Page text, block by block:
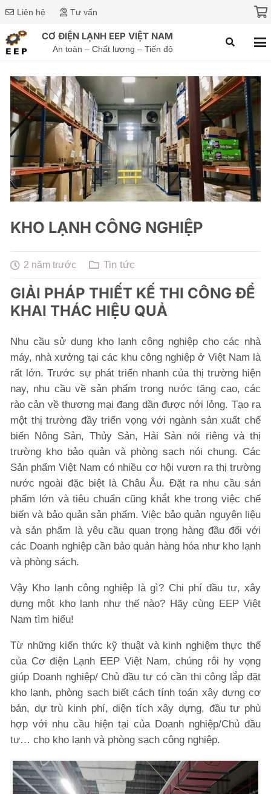
Liên hệ Tư vấn
CƠ ĐIỆN LẠNH EEP VIỆT NAM
An toàn – Chất lượng – Tiến độ
KHO LẠNH CÔNG NGHIỆP
2 năm trước Tin tức
GIẢI PHÁP THIẾT KẾ THI CÔNG ĐỂ
KHAI THÁC HIỆU QUẢ
Nhu cầu sử dụng kho lạnh công nghiệp cho các nhà
máy, nhà xưởng tại các khu công nghiệp ở Việt Nam là
rất lớn. Trước sự phát triển nhanh của thị trường hiện
nay, nhu cầu về sản phẩm trong nước tăng cao, các
rào cản về thương mại đang dần được nới lỏng. Tạo ra
một thị trường đầy triển vọng với ngành sản xuất chế
biến Nông Sản, Thủy Sản, Hải Sản nói riêng và thị
trường kho bảo quản và phòng sạch nói chung. Các
Sản phẩm Việt Nam có nhiều cơ hội vươn ra thị trường
nước ngoài đặc biệt là Châu Âu. Đặt ra nhu cầu sản
phẩm lớn và tiêu chuẩn cũng khắt khe trong việc chế
biến và bảo quản sản phẩm. Việc bảo quản nguyên liệu
và sản phẩm là yêu cầu quan trọng hàng đầu đối với
các Doanh nghiệp cần bảo quản hàng hóa như kho lạnh
và phòng sách.
Vậy Kho lạnh công nghiệp là gì? Chi phí đầu tư, xây
dựng một kho lạnh như thế nào? Hãy cùng EEP Việt
Nam tìm hiểu!
Từ những kiến thức kỹ thuật và kinh nghiệm thực thế
của Cơ điện Lạnh EEP Việt Nam, chúng rôi hy vọng
giúp Doanh nghiệp/ Chủ đầu tư có cần thi công lắp đặt
kho lạnh, phòng sạch biết cách tính toán xây dựng cơ
bản, dự trù kinh phí, diện tích xây dựng, đầu tư phù
hợp với nhu cầu hiện tại của Doanh nghiệp/Chủ đầu
tư… cho kho lạnh và phòng sạch công nghiệp.